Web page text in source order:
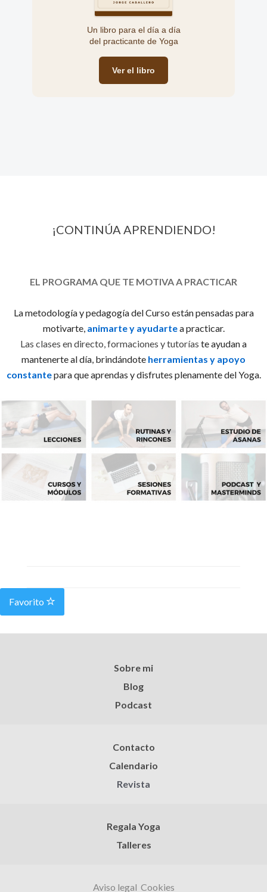
Un libro para el día a día
del practicante de Yoga
Ver el libro
¡CONTINÚA APRENDIENDO!
EL PROGRAMA QUE TE MOTIVA A PRACTICAR
La metodología y pedagogía del Curso están pensadas para
motivarte, animarte y ayudartea practicar.
Las clases en directo, formaciones y tutorías te ayudan a
mantenerte al día, brindándote herramientas y apoyo
constantepara que aprendas y disfrutes plenamente del Yoga.
Favorito
Sobre mi
Blog
Podcast
Contacto
Calendario
Revista
Regala Yoga
Talleres
Aviso legal Cookies